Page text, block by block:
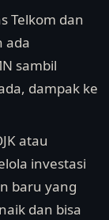
Telkom dan
ada
sambil
dampak ke
atau
investasi
baru yang
dan bisa